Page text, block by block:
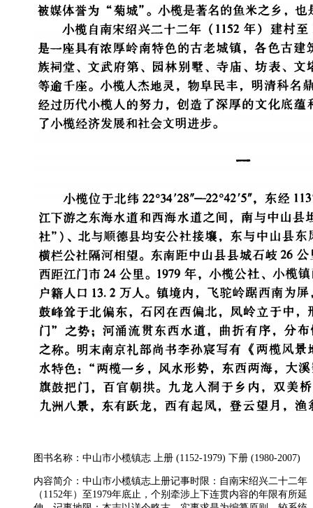
图书名称：中山市小榄镇志 上册 (1152-1979) 下册 (1980-2007)
内容简介：中山市小榄镇志上册记事时限：自南宋绍兴二十二年
（1152年）至1979年底止，个别牵涉上下连贯内容的年限有所延